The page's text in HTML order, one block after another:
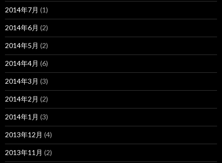
2014年7月 (1)
2014年6月 (2)
2014年5月 (2)
2014年4月 (6)
2014年3月 (3)
2014年2月 (2)
2014年1月 (3)
2013年12月 (4)
2013年11月 (2)